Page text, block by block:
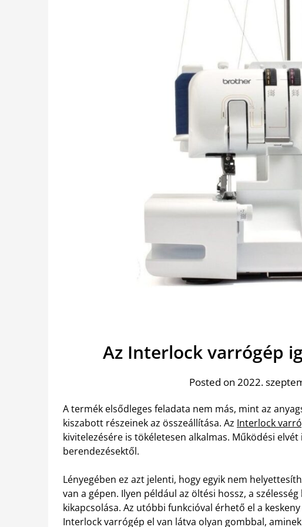
Az Interlock varrógép
Posted on 2022.
A termék elsődleges feladata nem más, mint az
kiszabott részeinek az összeállítása. Az Interlock
kivitelezésére is tökéletesen alkalmas. Működési
berendezésektől.
Lényegében ez azt jelenti, hogy egyik nem
van a gépen. Ilyen például az öltési hossz, a
kikapcsolása. Az utóbbi funkcióval érhető el a
Interlock varrógép el van látva olyan gombbal,